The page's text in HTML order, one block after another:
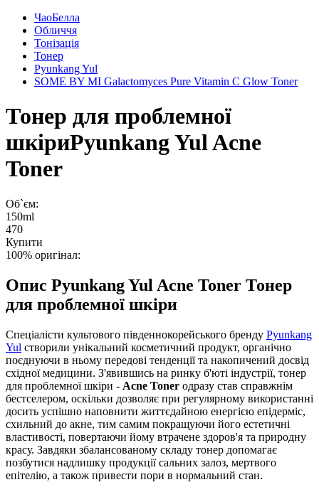
ЧаоБелла
Обличчя
Тонізація
Тонер
Pyunkang Yul
SOME BY MI Galactomyces Pure Vitamin C Glow Toner
Тонер для проблемної
шкіриPyunkang Yul Acne
Toner
Об`єм:
150ml
470
Купити
100% оригінал:
Опис Pyunkang Yul Acne Toner Тонер
для проблемної шкіри
Спеціалісти культового південнокорейського бренду Pyunkang
Yul створили унікальний косметичний продукт, органічно
поєднуючи в ньому передові тенденції та накопичений досвід
східної медицини. З'явившись на ринку б'юті індустрії, тонер
для проблемної шкіри - Acne Toner одразу став справжнім
бестселером, оскільки дозволяє при регулярному використанні
досить успішно наповнити життєдайною енергією епідерміс,
схильний до акне, тим самим покращуючи його естетичні
властивості, повертаючи йому втрачене здоров'я та природну
красу. Завдяки збалансованому складу тонер допомагає
позбутися надлишку продукції сальних залоз, мертвого
епітелію, а також привести пори в нормальний стан.